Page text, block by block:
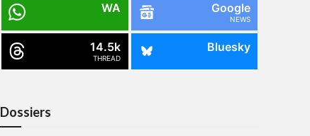
WA Google
NEWS
14.5k
THREAD
Bluesky
Dossiers